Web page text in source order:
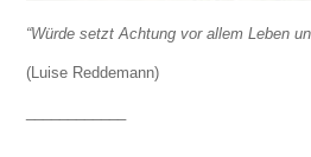
“Würde setzt Achtung vor allem Leben
(Luise Reddemann)